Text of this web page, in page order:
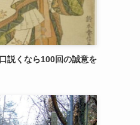
説くなら100回の誠意を